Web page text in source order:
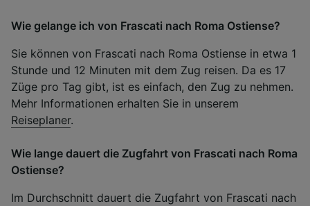
Wie gelange ich von Frascati nach Roma Ostiense?
Sie können von Frascati nach Roma Ostiense in etwa 1
Stunde und 12 Minuten mit dem Zug reisen. Da es 17
Züge pro Tag gibt, ist es einfach, den Zug zu nehmen.
Mehr Informationen erhalten Sie in unserem
Reiseplaner.
Wie lange dauert die Zugfahrt von Frascati nach Roma
Ostiense?
Im Durchschnitt dauert die Zugfahrt von Frascati nach